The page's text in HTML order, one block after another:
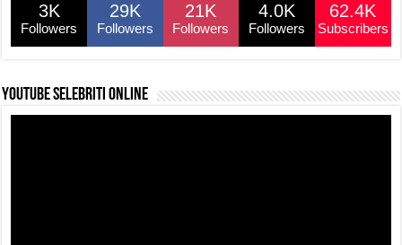
3K
Followers
29K
Followers
21K
Followers
4.0K
Followers
62.4K
Subscribers
YouTube selebriti online